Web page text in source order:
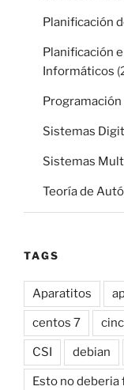
Planificación
Planificación
Informáticos
Programación
Sistemas
Sistemas
Teoría de
TAGS
Aparatitos
centos 7
CSI debian
Esto no deberia